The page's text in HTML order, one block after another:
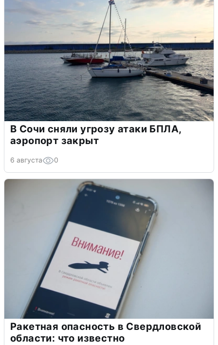
В Сочи сняли угрозу атаки БПЛА,
аэропорт закрыт
6 августа 0
Ракетная опасность в Свердловской
области: что известно